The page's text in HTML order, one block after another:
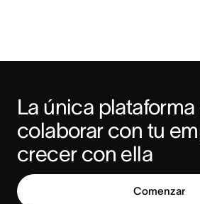
La única
colaborar con tu
crecer con ella
Comenzar